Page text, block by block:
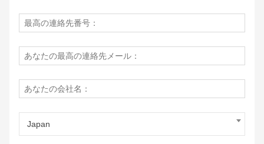
Japan